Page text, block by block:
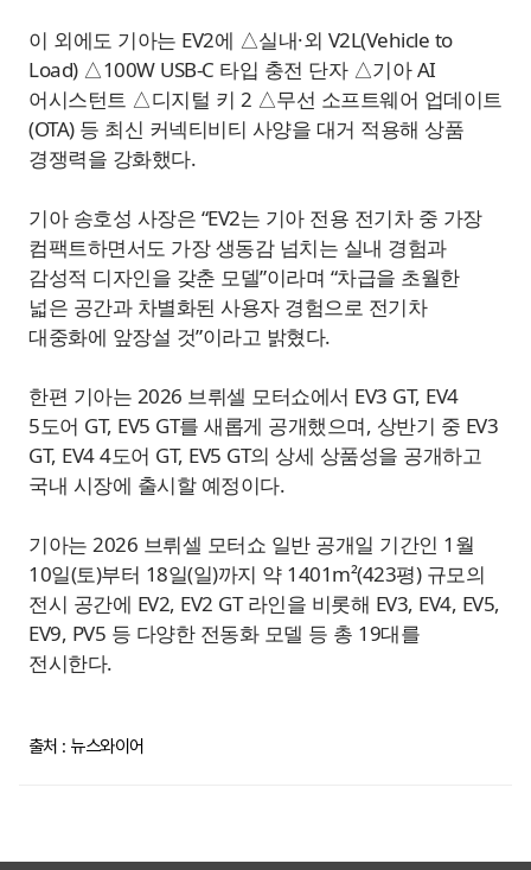
이 외에도 기아는 EV2에 △실내·외 V2L(Vehicle to
Load) △100W USB-C 타입 충전 단자 △기아 AI
어시스턴트 △디지털 키 2 △무선 소프트웨어 업데이트
(OTA) 등 최신 커넥티비티 사양을 대거 적용해 상품
경쟁력을 강화했다.
기아 송호성 사장은 “EV2는 기아 전용 전기차 중 가장
컴팩트하면서도 가장 생동감 넘치는 실내 경험과
감성적 디자인을 갖춘 모델”이라며 “차급을 초월한
넓은 공간과 차별화된 사용자 경험으로 전기차
대중화에 앞장설 것”이라고 밝혔다.
한편 기아는 2026 브뤼셀 모터쇼에서 EV3 GT, EV4
5도어 GT, EV5 GT를 새롭게 공개했으며, 상반기 중 EV3
GT, EV4 4도어 GT, EV5 GT의 상세 상품성을 공개하고
국내 시장에 출시할 예정이다.
기아는 2026 브뤼셀 모터쇼 일반 공개일 기간인 1월
10일(토)부터 18일(일)까지 약 1401m²(423평) 규모의
전시 공간에 EV2, EV2 GT 라인을 비롯해 EV3, EV4, EV5,
EV9, PV5 등 다양한 전동화 모델 등 총 19대를
전시한다.
출처 : 뉴스와이어